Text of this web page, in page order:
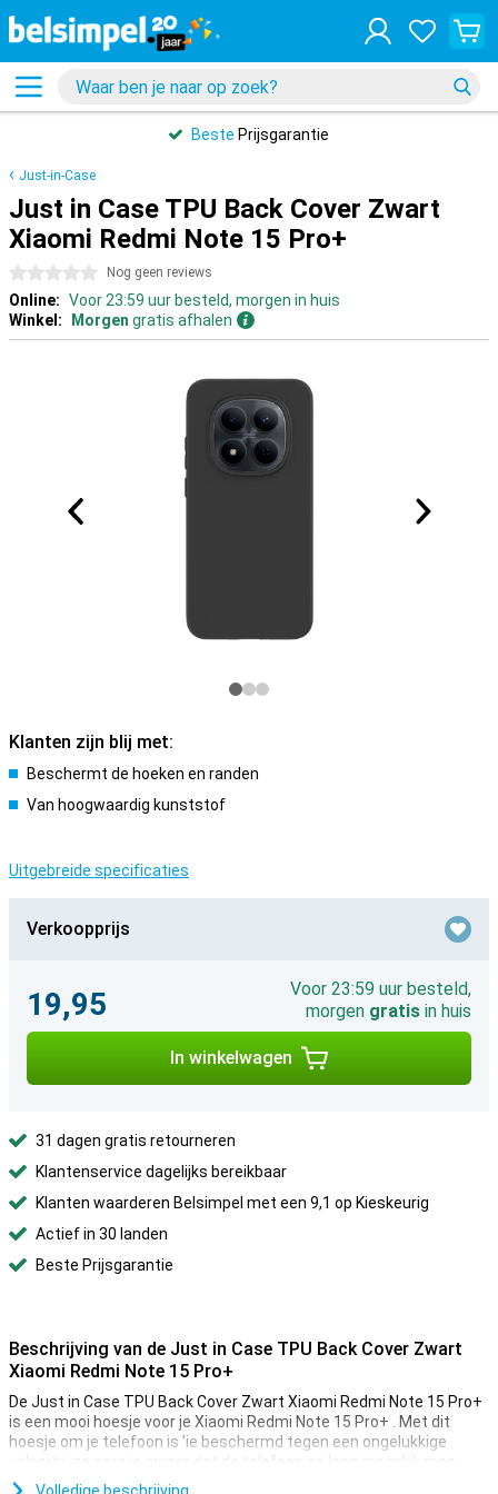
Beste Prijsgarantie
Just-in-Case
Just in Case TPU Back Cover Zwart
Xiaomi Redmi Note 15 Pro+
0 sterren Nog geen reviews
Online: Voor 23:59 uur besteld, morgen in huis
Winkel:
Morgen gratis afhalen
Klanten zijn blij met:
Beschermt de hoeken en randen
Van hoogwaardig kunststof
Uitgebreide specificaties
Verkoopprijs
19,95
Voor 23:59 uur besteld,
morgen gratis in huis
In winkelwagen
31 dagen gratis retourneren
Klantenservice dagelijks bereikbaar
Klanten waarderen Belsimpel met een 9,1 op Kieskeurig
Actief in 30 landen
Beste Prijsgarantie
Beschrijving van de Just in Case TPU Back Cover Zwart
Xiaomi Redmi Note 15 Pro+
De Just in Case TPU Back Cover Zwart Xiaomi Redmi Note 15 Pro+
is een mooi hoesje voor je Xiaomi Redmi Note 15 Pro+ . Met dit
hoesje om je telefoon is 'ie beschermd tegen een ongelukkige
valpartij, zo zorg je ervoor dat de telefoon zo lang mogelijk mee
gaat!